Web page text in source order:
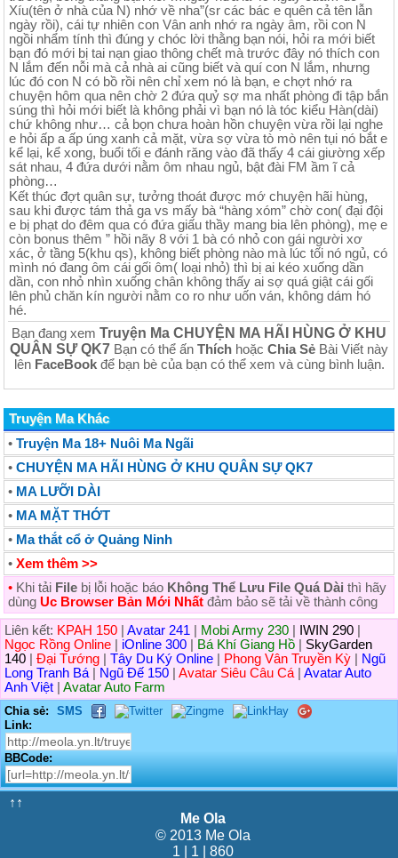
Xíu(tên ở nhà của N) nhớ về nha”(sr các bác e quên cả tên lẫn
ngày rồi), cái tự nhiên con Vân anh nhớ ra ngày âm, rồi con N
ngồi nhẩm tính thì đúng y chóc lời thằng bạn nói, hỏi ra mới biết
bạn đó mới bị tai nạn giao thông chết mà trước đây nó thích con
N lắm đến nỗi mà cả nhà ai cũng biết và quí con N lắm, nhưng
lúc đó con N có bồ rồi nên chỉ xem nó là bạn, e chợt nhớ ra
chuyện hôm qua nên chờ 2 đứa quỷ sợ ma nhất phòng đi tập bắn
súng thì hỏi mới biết là không phải vì bạn nó là tóc kiểu Hàn(dài)
chứ không như… cả bọn chưa hoàn hồn chuyện vừa rồi lại nghe
e hỏi ấp a ấp úng xanh cả mặt, vừa sợ vừa tò mò nên tụi nó bắt e
kể lại, kể xong, buổi tối e đánh răng vào đã thấy 4 cái giường xếp
sát nhau, 4 đứa dưới nằm ôm nhau ngủ, bật đài FM ầm ĩ cả
phòng…
Kết thúc đợt quân sự, tưởng thoát được mớ chuyện hãi hùng,
sau khi được tám thả ga vs mấy bà “hàng xóm” chờ con( đại đội
e bị phạt do đêm qua có đứa giấu thầy mang bia lên phòng), mẹ e
còn bonus thêm ” hồi nãy 8 với 1 bà có nhỏ con gái người xơ
xác, ở tầng 5(khu qs), không biết phòng nào mà lúc tối nó ngủ, có
mình nó đang ôm cái gối ôm( loại nhỏ) thì bị ai kéo xuống dần
dần, con nhỏ nhìn xuống chân không thấy ai sợ quá giật cái gối
lên phủ chăn kín người nằm co ro như uốn ván, không dám hó
hé.
Bạn đang xem Truyện Ma CHUYỆN MA HÃI HÙNG Ở KHU
QUÂN SỰ QK7 Bạn có thể ấn Thích hoặc Chia Sẻ Bài Viết này
lên FaceBookđể bạn bè của bạn có thể xem và cùng bình luận.
Truyện Ma Khác
• Truyện Ma 18+ Nuôi Ma Ngãi
• CHUYỆN MA HÃI HÙNG Ở KHU QUÂN SỰ QK7
• MA LƯỠI DÀI
• MA MẶT THỚT
• Ma thắt cổ ở Quảng Ninh
• Xem thêm >>
• Khi tải File bị lỗi hoặc báo Không Thể Lưu File Quá Dài thì hãy
dùng Uc Browser Bản Mới Nhất đảm bảo sẽ tải về thành công
Liên kết: KPAH 150 Avatar 241 Mobi Army 230 IWIN 290
Ngọc Rồng Online
iOnline 300 Bá Khí Giang Hồ
SkyGarden
140
Đại Tướng Tây Du Ký Online Phong Vân Truyền Kỳ
Ngũ
Long Tranh Bá
Ngũ Đế 150 Avatar Siêu Câu Cá
Avatar Auto
Anh Việt
Avatar Auto Farm
Chia sẻ:
SMS
Link:
BBCode:
↑↑
Me Ola
© 2013 Me Ola
1 | 1 | 860